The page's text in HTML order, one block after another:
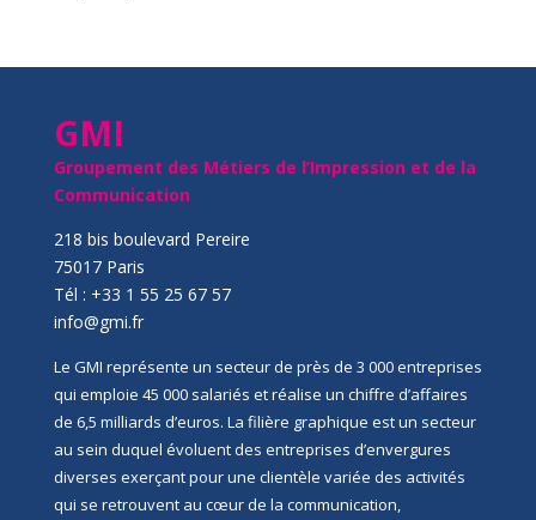
GMI
Groupement des Métiers de l’Impression et de la
Communication
218 bis boulevard Pereire
75017 Paris
Tél : +33 1 55 25 67 57
info@gmi.fr
Le GMI représente un secteur de près de 3 000 entreprises
qui emploie 45 000 salariés et réalise un chiffre d’affaires
de 6,5 milliards d’euros. La filière graphique est un secteur
au sein duquel évoluent des entreprises d’envergures
diverses exerçant pour une clientèle variée des activités
qui se retrouvent au cœur de la communication,